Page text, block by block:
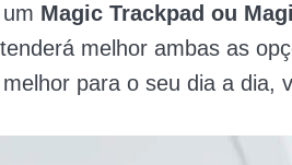
Magic Trackpad ou
melhor ambas as
para o seu dia a dia,